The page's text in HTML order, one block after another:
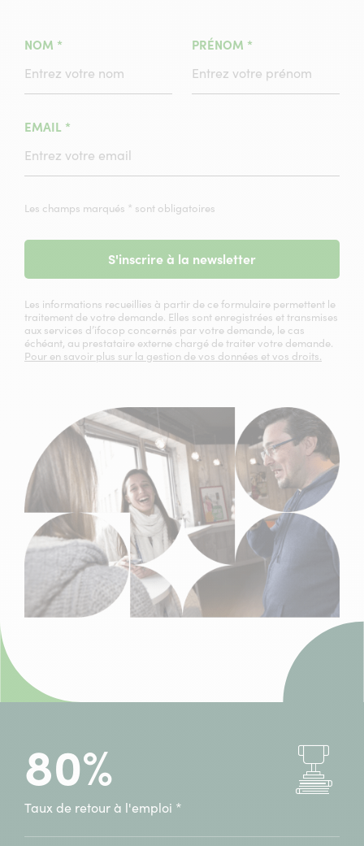
NOM * PRÉNOM *
EMAIL *
Les champs marqués * sont obligatoires
S'inscrire à la newsletter
Les informations recueillies à partir de ce formulaire permettent le
traitement de votre demande. Elles sont enregistrées et transmises
aux services d’ifocop concernés par votre demande, le cas
échéant, au prestataire externe chargé de traiter votre demande.
Pour en savoir plus sur la gestion de vos données et vos droits.
80%
Taux de retour à l'emploi *